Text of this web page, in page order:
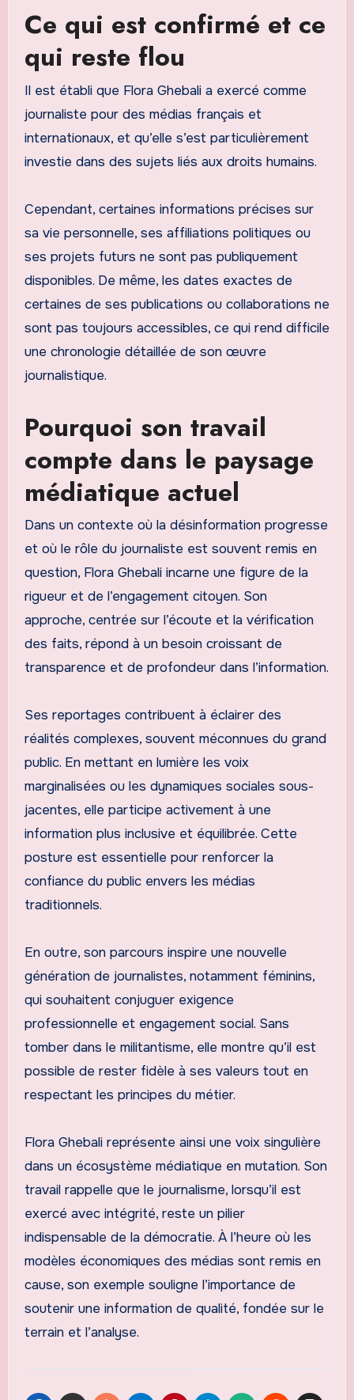
Ce qui est confirmé et ce
qui reste flou
Il est établi que Flora Ghebali a exercé comme
journaliste pour des médias français et
internationaux, et qu’elle s’est particulièrement
investie dans des sujets liés aux droits humains.
Cependant, certaines informations précises sur
sa vie personnelle, ses affiliations politiques ou
ses projets futurs ne sont pas publiquement
disponibles. De même, les dates exactes de
certaines de ses publications ou collaborations ne
sont pas toujours accessibles, ce qui rend difficile
une chronologie détaillée de son œuvre
journalistique.
Pourquoi son travail
compte dans le paysage
médiatique actuel
Dans un contexte où la désinformation progresse
et où le rôle du journaliste est souvent remis en
question, Flora Ghebali incarne une figure de la
rigueur et de l’engagement citoyen. Son
approche, centrée sur l’écoute et la vérification
des faits, répond à un besoin croissant de
transparence et de profondeur dans l’information.
Ses reportages contribuent à éclairer des
réalités complexes, souvent méconnues du grand
public. En mettant en lumière les voix
marginalisées ou les dynamiques sociales sous-
jacentes, elle participe activement à une
information plus inclusive et équilibrée. Cette
posture est essentielle pour renforcer la
confiance du public envers les médias
traditionnels.
En outre, son parcours inspire une nouvelle
génération de journalistes, notamment féminins,
qui souhaitent conjuguer exigence
professionnelle et engagement social. Sans
tomber dans le militantisme, elle montre qu’il est
possible de rester fidèle à ses valeurs tout en
respectant les principes du métier.
Flora Ghebali représente ainsi une voix singulière
dans un écosystème médiatique en mutation. Son
travail rappelle que le journalisme, lorsqu’il est
exercé avec intégrité, reste un pilier
indispensable de la démocratie. À l’heure où les
modèles économiques des médias sont remis en
cause, son exemple souligne l’importance de
soutenir une information de qualité, fondée sur le
terrain et l’analyse.